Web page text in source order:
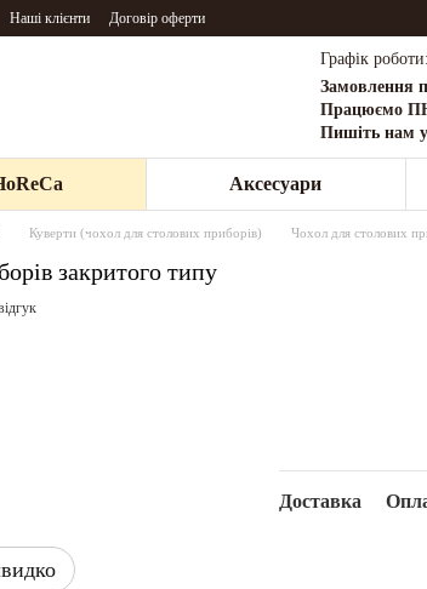
Наші клієнти Договір оферти
Графік роботи:
Замовлення
Працюємо
Пишіть нам
Аксесуари
Куверти (чохол для столових приборів) Чохол для столових
закритого типу
Доставка